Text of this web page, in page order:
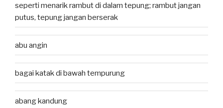
seperti menarik rambut di dalam tepung; rambut jangan
putus, tepung jangan berserak
abu angin
bagai katak di bawah tempurung
abang kandung